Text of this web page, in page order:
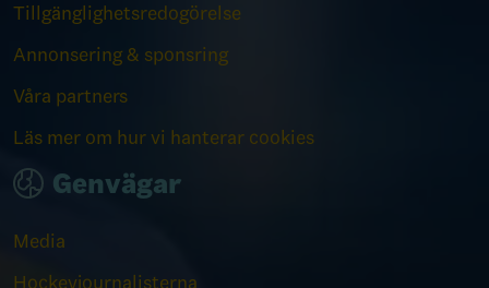
Tillgänglighetsredogörelse
Annonsering & sponsring
Våra partners
Läs mer om hur vi hanterar cookies
Genvägar
Media
Hockeyjournalisterna